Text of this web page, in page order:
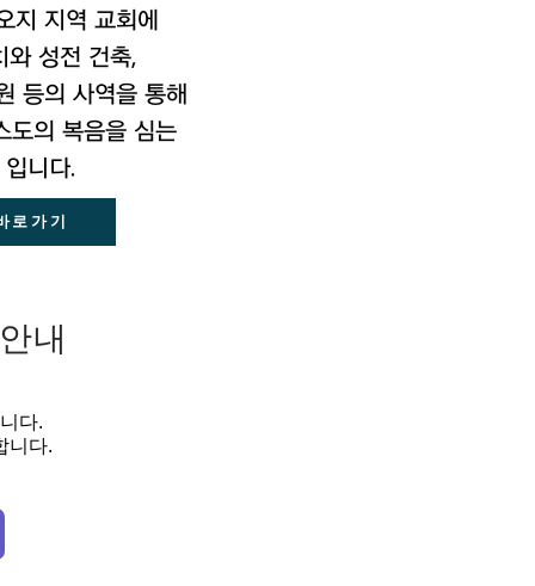
지 지역 교회에
와 성전 건축,
등의 사역을 통해
도의 복음을 심는
니다.
로가기
내
다.
니다.